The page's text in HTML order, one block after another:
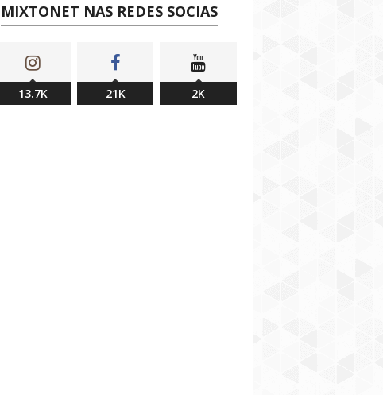
MIXTONET NAS REDES SOCIAS
13.7K 21K 2K